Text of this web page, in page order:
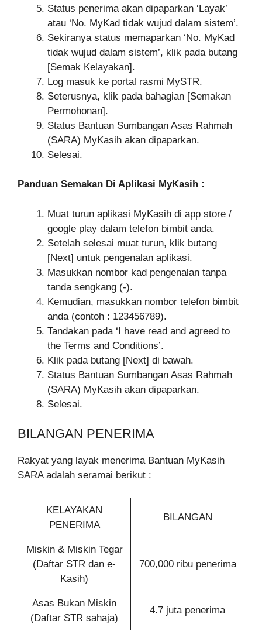
Status penerima akan dipaparkan ‘Layak’
atau ‘No. MyKad tidak wujud dalam sistem’.
Sekiranya status memaparkan ‘No. MyKad
tidak wujud dalam sistem’, klik pada butang
[Semak Kelayakan].
Log masuk ke portal rasmi MySTR.
Seterusnya, klik pada bahagian [Semakan
Permohonan].
Status Bantuan Sumbangan Asas Rahmah
(SARA) MyKasih akan dipaparkan.
Selesai.
Panduan Semakan Di Aplikasi MyKasih :
Muat turun aplikasi MyKasih di app store /
google play dalam telefon bimbit anda.
Setelah selesai muat turun, klik butang
[Next] untuk pengenalan aplikasi.
Masukkan nombor kad pengenalan tanpa
tanda sengkang (-).
Kemudian, masukkan nombor telefon bimbit
anda (contoh : 123456789).
Tandakan pada ‘I have read and agreed to
the Terms and Conditions’.
Klik pada butang [Next] di bawah.
Status Bantuan Sumbangan Asas Rahmah
(SARA) MyKasih akan dipaparkan.
Selesai.
BILANGAN PENERIMA
Rakyat yang layak menerima Bantuan MyKasih
SARA adalah seramai berikut :
KELAYAKAN
PENERIMA
BILANGAN
Miskin & Miskin Tegar
(Daftar STR dan e-
Kasih)
700,000 ribu penerima
Asas Bukan Miskin
(Daftar STR sahaja)
4.7 juta penerima